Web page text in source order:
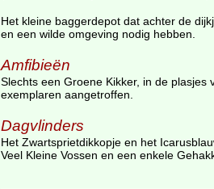
Het kleine baggerdepot dat achter de
en een wilde omgeving nodig hebben.
Amfibieën
Slechts een Groene Kikker, in de
exemplaren aangetroffen.
Dagvlinders
Het Zwartsprietdikkopje en het
Veel Kleine Vossen en een enkele